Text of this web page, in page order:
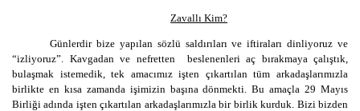
Zavallı Kim?
Günlerdir bize yapılan sözlü saldırıları ve iftiraları dinliyoruz ve
“izliyoruz”. Kavgadan ve nefretten beslenenleri aç bırakmaya çalıştık,
bulaşmak istemedik, tek amacımız işten çıkartılan tüm arkadaşlarımızla
birlikte en kısa zamanda işimizin başına dönmekti. Bu amaçla 29 Mayıs
Birliği adında işten çıkartılan arkadaşlarımızla bir birlik kurduk. Bizi bizden